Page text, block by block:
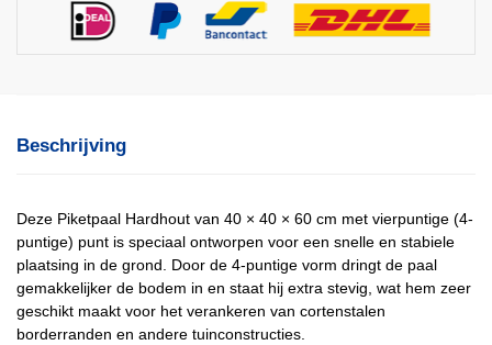
Beschrijving
Deze Piketpaal Hardhout van 40 × 40 × 60 cm met vierpuntige (4-
puntige) punt is speciaal ontworpen voor een snelle en stabiele
plaatsing in de grond. Door de 4-puntige vorm dringt de paal
gemakkelijker de bodem in en staat hij extra stevig, wat hem zeer
geschikt maakt voor het verankeren van cortenstalen
borderranden en andere tuinconstructies.